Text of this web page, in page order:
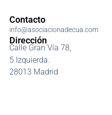
Contacto
info@asociacionadecua.com
Dirección
Calle Gran Vía 78,
5 Izquierda.
28013 Madrid